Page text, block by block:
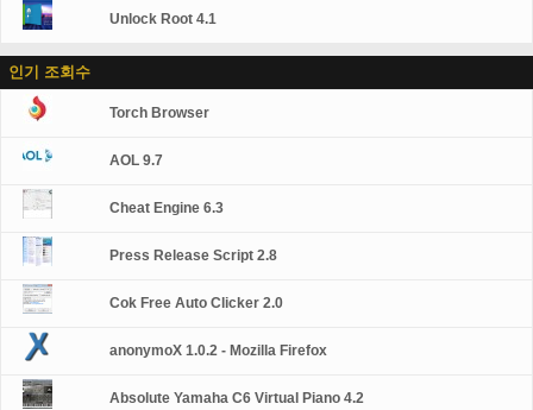
Unlock Root 4.1
인기 조회수
Torch Browser
AOL 9.7
Cheat Engine 6.3
Press Release Script 2.8
Cok Free Auto Clicker 2.0
anonymoX 1.0.2 - Mozilla Firefox
Absolute Yamaha C6 Virtual Piano 4.2